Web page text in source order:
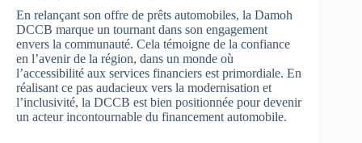
En relançant son offre de prêts automobiles, la Damoh
DCCB marque un tournant dans son engagement
envers la communauté. Cela témoigne de la confiance
en l’avenir de la région, dans un monde où
l’accessibilité aux services financiers est primordiale. En
réalisant ce pas audacieux vers la modernisation et
l’inclusivité, la DCCB est bien positionnée pour devenir
un acteur incontournable du financement automobile.